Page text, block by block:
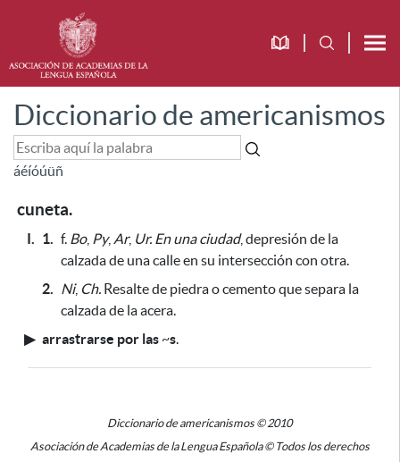
Diccionario de americanismos
áéíóúüñ
cuneta.
I. 1. f. Bo, Py, Ar, Ur. En una ciudad, depresión de la
calzada de una calle en su intersección con otra.
2. Ni, Ch. Resalte de piedra o cemento que separa la
calzada de la acera.
▶ arrastrarse por las ~s.
Diccionario de americanismos © 2010
Asociación de Academias de la Lengua Española © Todos los derechos